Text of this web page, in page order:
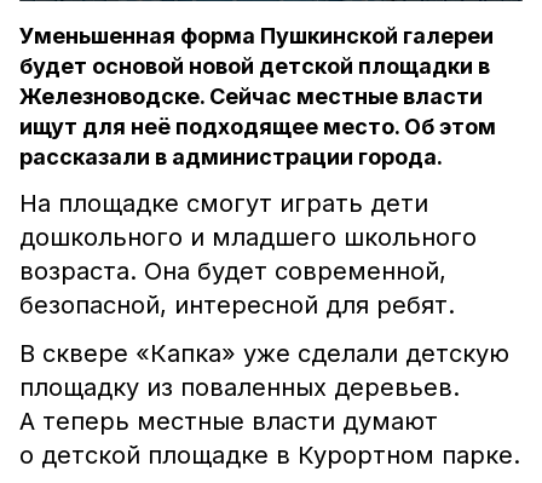
Уменьшенная форма Пушкинской галереи
будет основой новой детской площадки в
Железноводске. Сейчас местные власти
ищут для неё подходящее место. Об этом
рассказали в администрации города.
На площадке смогут играть дети
дошкольного и младшего школьного
возраста. Она будет современной,
безопасной, интересной для ребят.
В сквере «Капка» уже сделали детскую
площадку из поваленных деревьев.
А теперь местные власти думают
о детской площадке в Курортном парке.